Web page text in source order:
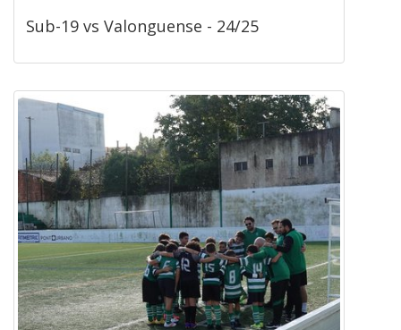
Sub-19 vs Valonguense - 24/25